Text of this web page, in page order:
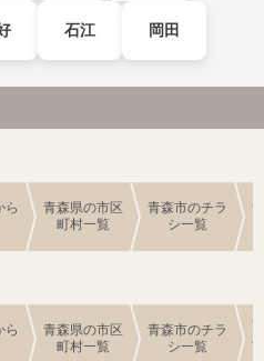
石江 岡田
ら
青森県の市区
町村一覧
青森市のチラ
シ一覧
ら
青森県の市区
町村一覧
青森市のチラ
シ一覧